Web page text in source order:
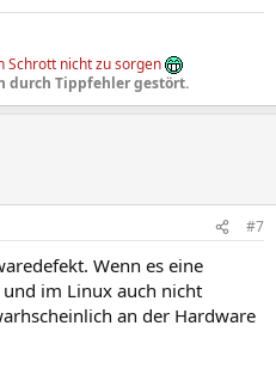
Schrott nicht zu sorgen
durch Tippfehler gestört.
#7
Wenn es eine
im Linux auch nicht
an der Hardware